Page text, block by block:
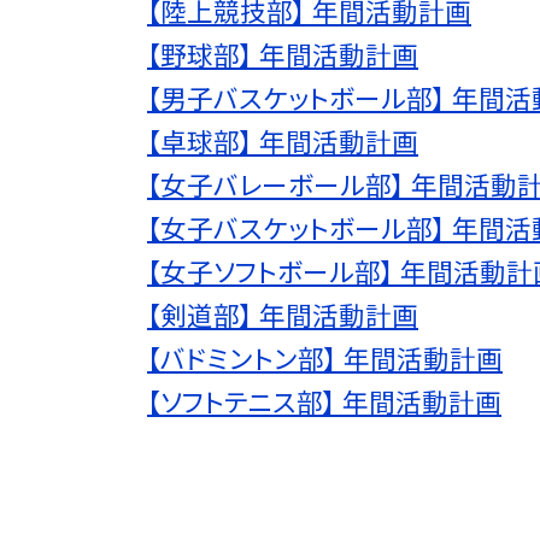
【陸上競技部】 年間活動計画
【野球部】 年間活動計画
【男子バスケットボール部】 年間
【卓球部】 年間活動計画
【女子バレーボール部】 年間活動
【女子バスケットボール部】 年間
【女子ソフトボール部】 年間活動
【剣道部】 年間活動計画
【バドミントン部】 年間活動計画
【ソフトテニス部】 年間活動計画